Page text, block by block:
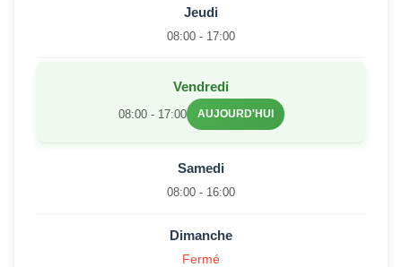
Jeudi
08:00 - 17:00
Vendredi
08:00 - 17:00 AUJOURD'HUI
Samedi
08:00 - 16:00
Dimanche
Fermé